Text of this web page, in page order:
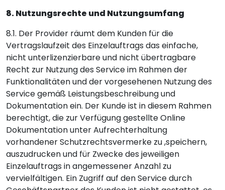
8. Nutzungsrechte und Nutzungsumfang
8.1. Der Provider räumt dem Kunden für die
Vertragslaufzeit des Einzelauftrags das einfache,
nicht unterlizenzierbare und nicht übertragbare
Recht zur Nutzung des Service im Rahmen der
Funktionalitäten und der vorgesehenen Nutzung des
Service gemäß Leistungsbeschreibung und
Dokumentation ein. Der Kunde ist in diesem Rahmen
berechtigt, die zur Verfügung gestellte Online
Dokumentation unter Aufrechterhaltung
vorhandener Schutzrechtsvermerke zu ,speichern,
auszudrucken und für Zwecke des jeweiligen
Einzelauftrags in angemessener Anzahl zu
vervielfältigen. Ein Zugriff auf den Service durch